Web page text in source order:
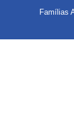
Famílias